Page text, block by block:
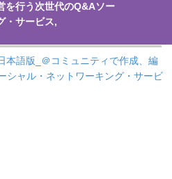
を行う次世代のQ&Aソー
・サービス,
本語版_＠コミュニティで作成、編
シャル・ネットワーキング・サービ